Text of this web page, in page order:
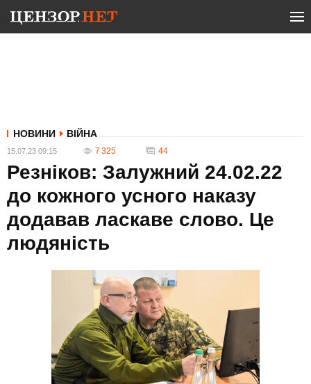
НОВИНИ ВІЙНА
15.07.23 09:15 7 325 44
Резніков: Залужний 24.02.22
до кожного усного наказу
додавав ласкаве слово. Це
людяність